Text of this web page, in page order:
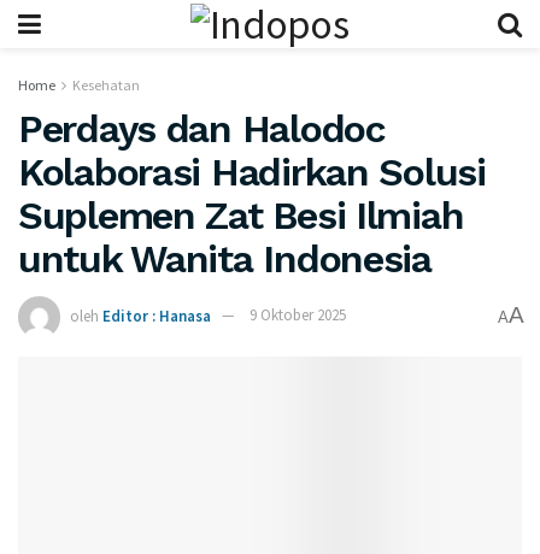
Home Kesehatan
Perdays dan Halodoc
Kolaborasi Hadirkan Solusi
Suplemen Zat Besi Ilmiah
untuk Wanita Indonesia
oleh Editor : Hanasa 9 Oktober 2025 AA